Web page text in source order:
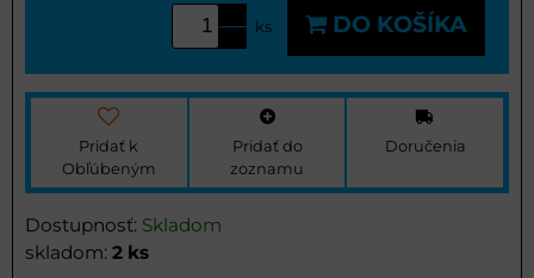
ks DO KOŠÍKA
Pridať k
Obľúbeným
Pridať do
zoznamu
Doručenia
Dostupnosť: Skladom
skladom: 2 ks